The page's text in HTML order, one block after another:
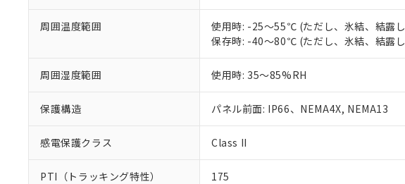
周囲温度範囲
使用時: -25～55℃ (ただし、氷結、結露
保存時: -40～80℃ (ただし、氷結、結露
周囲湿度範囲 使用時: 35～85%RH
保護構造 パネル前面: IP66、NEMA4X, NEMA13
感電保護クラス Class II
PTI（トラッキング特性） 175